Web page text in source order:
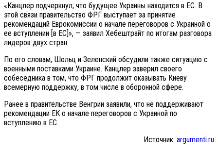
«Канцлер подчеркнул, что будущее Украины находится в ЕС. В
этой связи правительство ФРГ выступает за принятие
рекомендаций Еврокомиссии о начале переговоров с Украиной о
ее вступлении [в ЕС]», — заявил Хебештрайт по итогам разговора
лидеров двух стран.
По его словам, Шольц и Зеленский обсудили также ситуацию с
военными поставками Украине. Канцлер заверил своего
собеседника в том, что ФРГ продолжит оказывать Киеву
всемерную поддержку, в том числе в оборонной сфере.
Ранее в правительстве Венгрии заявили, что не поддерживают
рекомендации ЕК о начале переговоров с Украиной по
вступлению в ЕС.
Источник: argumenti.ru